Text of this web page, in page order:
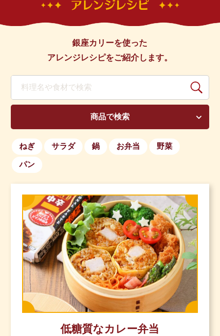
銀座カリーを使った
アレンジレシピをご紹介します。
商品で検索
ねぎ サラダ 鍋 お弁当 野菜
パン
低糖質なカレー弁当